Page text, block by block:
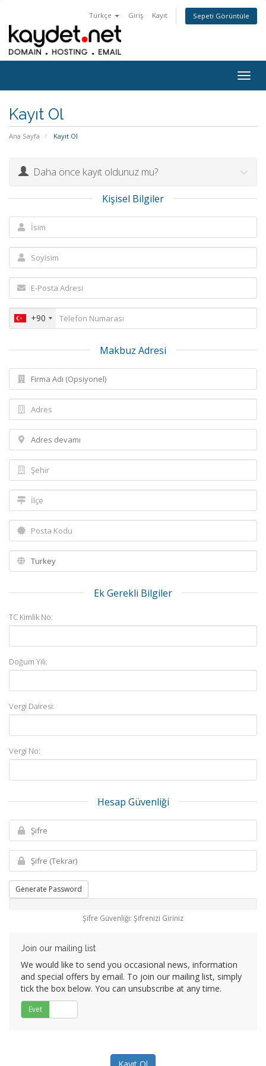
Türkçe Giriş Kayıt Sepeti Görüntüle
Kayıt Ol
Ana Sayfa Kayıt Ol
Daha önce kayıt oldunuz mu?
Kişisel Bilgiler
+90
Makbuz Adresi
Ek Gerekli Bilgiler
TC Kimlik No:
Doğum Yılı:
Vergi Dairesi:
Vergi No:
Hesap Güvenliği
Generate Password
Şifre Güvenliği: Şifrenizi Giriniz
Join our mailing list
We would like to send you occasional news, information
and special offers by email. To join our mailing list, simply
tick the box below. You can unsubscribe at any time.
Evet